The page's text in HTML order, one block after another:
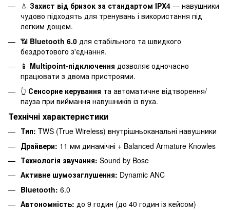
💧 Захист від бризок за стандартом IPX4 — навушники
чудово підходять для тренувань і використання під
легким дощем.
📶 Bluetooth 6.0 для стабільного та швидкого
бездротового з'єднання.
📱 Multipoint-підключення дозволяє одночасно
працювати з двома пристроями.
👆 Сенсорне керування та автоматичне відтворення/
пауза при виймання навушників із вуха.
Технічні характеристики
Тип: TWS (True Wireless) внутрішньоканальні навушники
Драйвери: 11 мм динамічні + Balanced Armature Knowles
Технологія звучання: Sound by Bose
Активне шумозаглушення: Dynamic ANC
Bluetooth: 6.0
Автономність: до 9 годин (до 40 годин із кейсом)